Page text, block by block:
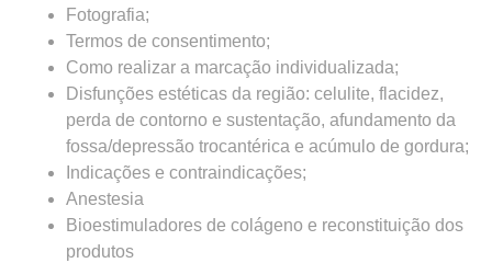
Fotografia;
Termos de consentimento;
Como realizar a marcação individualizada;
Disfunções estéticas da região: celulite, flacidez,
perda de contorno e sustentação, afundamento da
fossa/depressão trocantérica e acúmulo de gordura;
Indicações e contraindicações;
Anestesia
Bioestimuladores de colágeno e reconstituição dos
produtos